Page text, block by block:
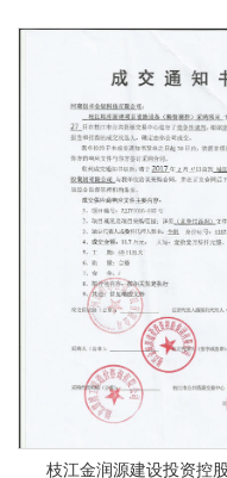
枝江金润源建设投资控